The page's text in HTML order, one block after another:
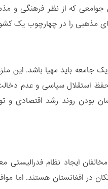
جوامعی که از نظر فرهنگی و
مذهبی را در چهارچوب یک
ایجاد نظام
در افغانستان هستند. اما